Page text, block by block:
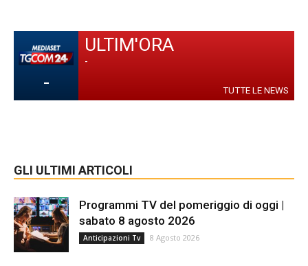
-
ULTIM'ORA
-
TUTTE LE NEWS
GLI ULTIMI ARTICOLI
Programmi TV del pomeriggio di oggi |
sabato 8 agosto 2026
Anticipazioni Tv 8 Agosto 2026